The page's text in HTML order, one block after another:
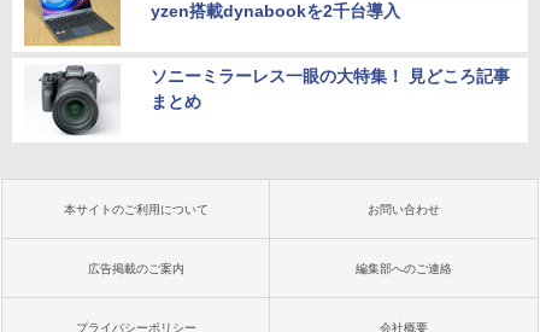
yzen搭載dynabookを2千台導入
ソニーミラーレス一眼の大特集！ 見どころ記事
まとめ
本サイトのご利用について お問い合わせ
広告掲載のご案内 編集部へのご連絡
プライバシーポリシー 会社概要